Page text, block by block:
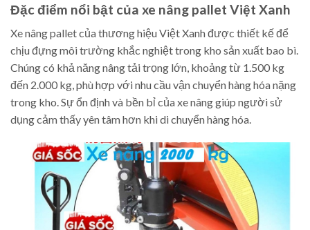
Đặc điểm nổi bật của xe nâng pallet Việt Xanh
Xe nâng pallet của thương hiệu Việt Xanh được thiết kế để
chịu đựng môi trường khắc nghiệt trong kho sản xuất bao bì.
Chúng có khả năng nâng tải trọng lớn, khoảng từ 1.500 kg
đến 2.000 kg, phù hợp với nhu cầu vận chuyển hàng hóa nặng
trong kho. Sự ổn định và bền bỉ của xe nâng giúp người sử
dụng cảm thấy yên tâm hơn khi di chuyển hàng hóa.